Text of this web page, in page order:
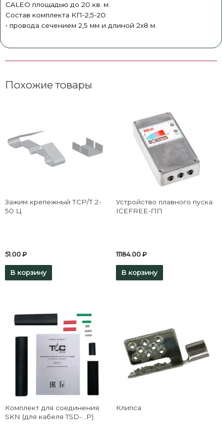
CALEO площадью до 20 кв. м.
Состав комплекта КП-2,5-20:
• провода сечением 2,5 мм и длиной 2х8 м.
Похожие товары
Зажим крепежный ТСР/Т.2-
50 Ц
51.00 ₽
В корзину
Устройство плавного пуска
ICEFREE-ПП
11184.00 ₽
В корзину
Комплект для соединения
SKN (для кабеля TSD-…P)
Клипса